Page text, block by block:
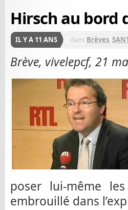
Hirsch au bord
IL Y A 11 ANS dans Brèves,
Brève, vivelepcf, 21
poser lui-même
embrouillé dans